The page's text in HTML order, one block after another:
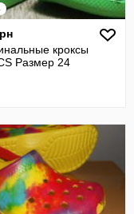
кроксы
Размер 24